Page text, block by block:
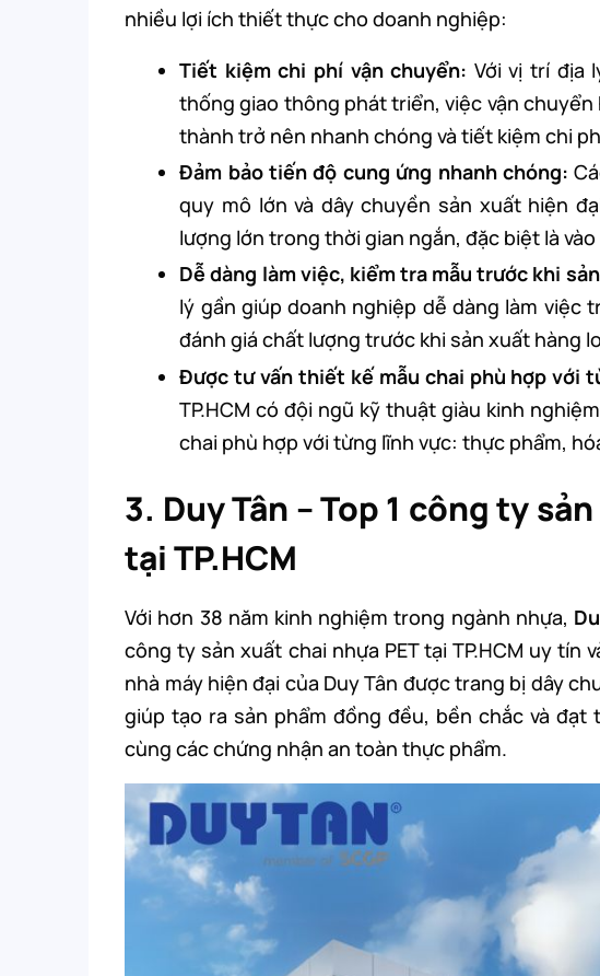
nhiều lợi ích thiết thực cho doanh nghiệp:
Tiết kiệm chi phí vận chuyển: Với vị trí địa
thống giao thông phát triển, việc vận chuyển
thành trở nên nhanh chóng và tiết kiệm chi
Đảm bảo tiến độ cung ứng nhanh chóng:
quy mô lớn và dây chuyền sản xuất hiện
lượng lớn trong thời gian ngắn, đặc biệt là
Dễ dàng làm việc, kiểm tra mẫu trước khi
lý gần giúp doanh nghiệp dễ dàng làm việc
đánh giá chất lượng trước khi sản xuất hàng
Được tư vấn thiết kế mẫu chai phù hợp với
TP.HCM có đội ngũ kỹ thuật giàu kinh
chai phù hợp với từng lĩnh vực: thực phẩm,
3. Duy Tân – Top 1 công ty
tại TP.HCM
Với hơn 38 năm kinh nghiệm trong ngành nhựa,
công ty sản xuất chai nhựa PET tại TP.HCM uy tín
nhà máy hiện đại của Duy Tân được trang bị dây
giúp tạo ra sản phẩm đồng đều, bền chắc và đạt
cùng các chứng nhận an toàn thực phẩm.